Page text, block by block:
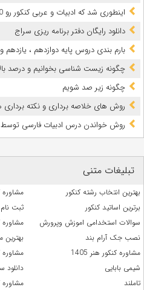
اینطوری شد که ادبیات و عربی کنکور رو 100 درصد زدم
دانلود رایگان دفتر برنامه ریزی سراج
بارم بندی دروس پایه دوازدهم ، یازدهم و
چگونه زیست شناسی بخوانیم و درصد
چگونه زیر صد شویم
روش های خلاصه برداری و نکته
روش خواندن درس ادبیات فارسی توسط
تبلیغات متنی
بهترین انتخاب رشته کنکور
مشاوره
برترین اساتید کنکور
ثبت
سوالات استخدامی اموزش وپرورش
مشاوره
نصب جک آرام بند
بهترین
مشاوره کنکور هنر 1405
مشاوره
شیمی بابایی
تاملند
مشاوره